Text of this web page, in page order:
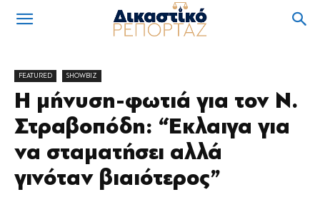
FEATURED SHOWBIZ
Η μήνυση-φωτιά για τον Ν.
Στραβοπόδη: “Έκλαιγα για
να σταματήσει αλλά
γινόταν βιαιότερος”